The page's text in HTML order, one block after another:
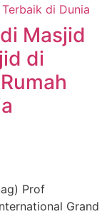
Masjid
di
Prof
Grand